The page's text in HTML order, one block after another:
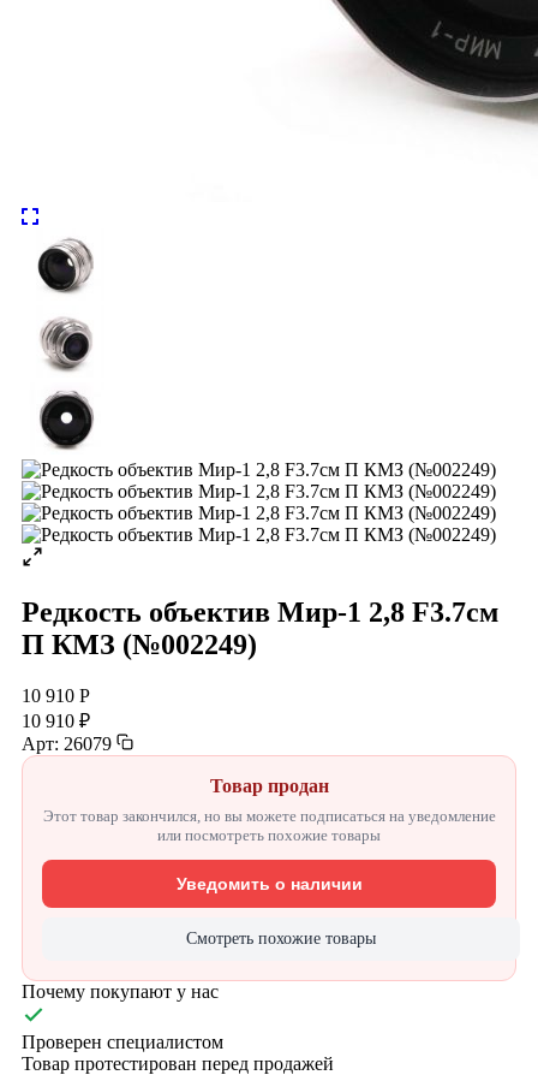
Редкость объектив Мир-1 2,8 F3.7см
П КМЗ (№002249)
10 910 Р
10 910 ₽
Арт: 26079
Товар продан
Этот товар закончился, но вы можете подписаться на уведомление
или посмотреть похожие товары
Уведомить о наличии
Смотреть похожие товары
Почему покупают у нас
Проверен специалистом
Товар протестирован перед продажей